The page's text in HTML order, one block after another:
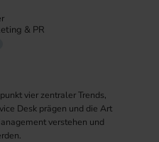
& PR
vier zentraler Trends,
Desk prägen und die Art
verstehen und